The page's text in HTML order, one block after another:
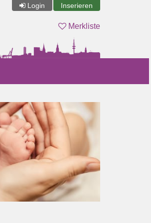
Login Inserieren
Merkliste